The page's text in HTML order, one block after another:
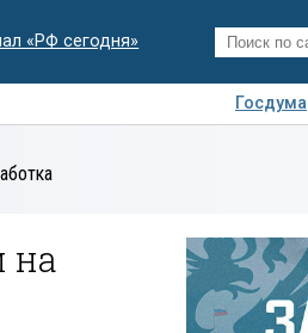
«РФ сегодня»
Госдума
экспертиза
на